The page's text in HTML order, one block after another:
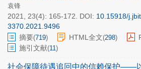
袁锋
2021, 23(4): 165-172. DOI: 10.15918/
3370.2021.9496
摘要(719) HTML全文(298)
施引文献(11)
社会保障待遇追回中的信赖保护——